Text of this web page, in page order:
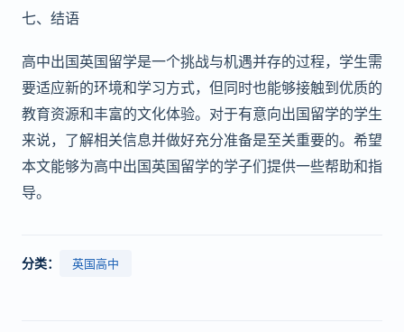
七、结语
高中出国英国留学是一个挑战与机遇并存的过程，学生需
要适应新的环境和学习方式，但同时也能够接触到优质的
教育资源和丰富的文化体验。对于有意向出国留学的学生
来说，了解相关信息并做好充分准备是至关重要的。希望
本文能够为高中出国英国留学的学子们提供一些帮助和指
导。
分类： 英国高中